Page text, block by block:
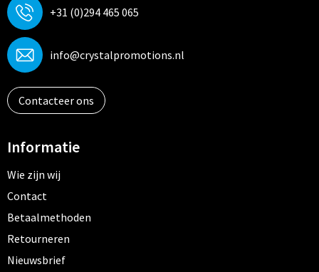
+31 (0)294 465 065
info@crystalpromotions.nl
Contacteer ons
Informatie
Wie zijn wij
Contact
Betaalmethoden
Retourneren
Nieuwsbrief